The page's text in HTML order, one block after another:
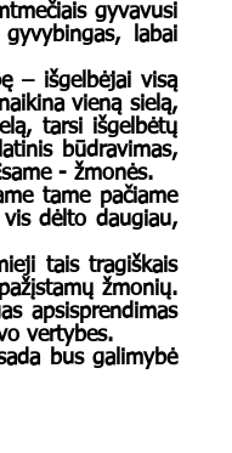
gyvavusi
labai
vieną sielą,
tarsi išgelbėtų
būdravimas,
- žmonės.
dėlto daugiau,
žmonių.
apsisprendimas
vertybes.